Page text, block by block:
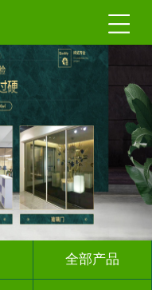
全部产品